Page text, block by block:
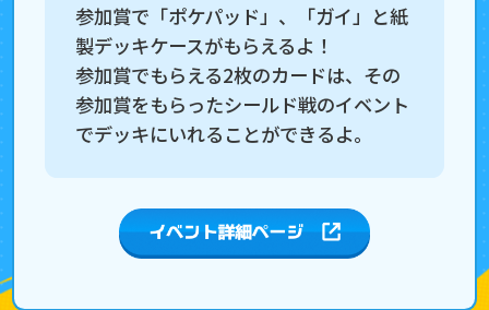
参加賞で「ポケパッド」、「ガイ」と紙
製デッキケースがもらえるよ！
参加賞でもらえる2枚のカードは、その
参加賞をもらったシールド戦のイベント
でデッキにいれることができるよ。